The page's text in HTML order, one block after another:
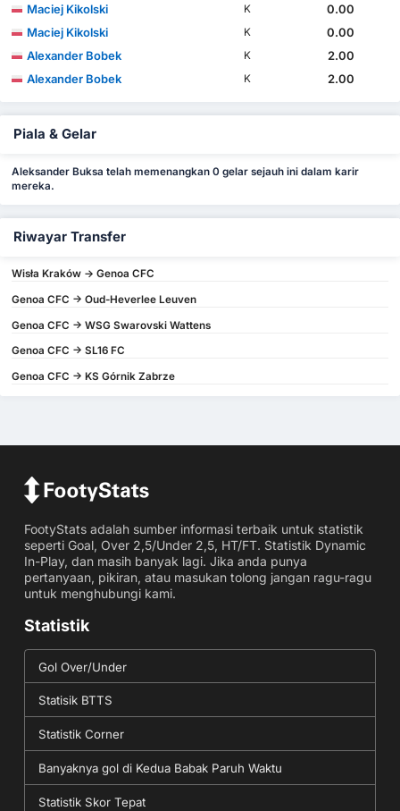
Maciej Kikolski K
0.00
Maciej Kikolski
K
0.00
Alexander Bobek
K
2.00
Alexander Bobek
K 2.00
Piala & Gelar
Aleksander Buksa telah memenangkan 0 gelar sejauh ini dalam karir
mereka.
Riwayar Transfer
Wisła Kraków -> Genoa CFC
Genoa CFC -> Oud-Heverlee Leuven
Genoa CFC -> WSG Swarovski Wattens
Genoa CFC -> SL16 FC
Genoa CFC -> KS Górnik Zabrze
FootyStats adalah sumber informasi terbaik untuk statistik
seperti Goal, Over 2,5/Under 2,5, HT/FT. Statistik Dynamic
In-Play, dan masih banyak lagi. Jika anda punya
pertanyaan, pikiran, atau masukan tolong jangan ragu-ragu
untuk menghubungi kami.
Statistik
Gol Over/Under
Statisik BTTS
Statistik Corner
Banyaknya gol di Kedua Babak Paruh Waktu
Statistik Skor Tepat